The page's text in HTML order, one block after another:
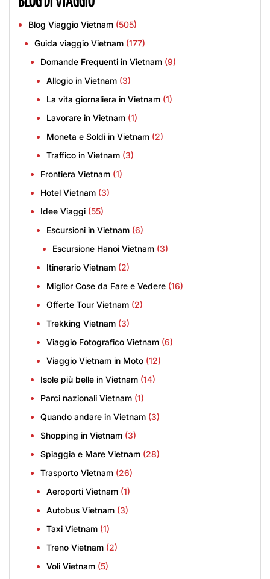
Blog Viaggio Vietnam (505)
Guida viaggio Vietnam (177)
Domande Frequenti in Vietnam (9)
Allogio in Vietnam (3)
La vita giornaliera in Vietnam (1)
Lavorare in Vietnam (1)
Moneta e Soldi in Vietnam (2)
Traffico in Vietnam (3)
Frontiera Vietnam (1)
Hotel Vietnam (3)
Idee Viaggi (55)
Escursioni in Vietnam (6)
Escursione Hanoi Vietnam (3)
Itinerario Vietnam (2)
Miglior Cose da Fare e Vedere (16)
Offerte Tour Vietnam (2)
Trekking Vietnam (3)
Viaggio Fotografico Vietnam (6)
Viaggio Vietnam in Moto (12)
Isole più belle in Vietnam (14)
Parci nazionali Vietnam (1)
Quando andare in Vietnam (3)
Shopping in Vietnam (3)
Spiaggia e Mare Vietnam (28)
Trasporto Vietnam (26)
Aeroporti Vietnam (1)
Autobus Vietnam (3)
Taxi Vietnam (1)
Treno Vietnam (2)
Voli Vietnam (5)